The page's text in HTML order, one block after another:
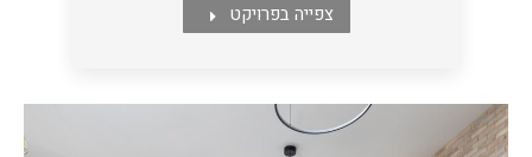
צפייה בפרויקט